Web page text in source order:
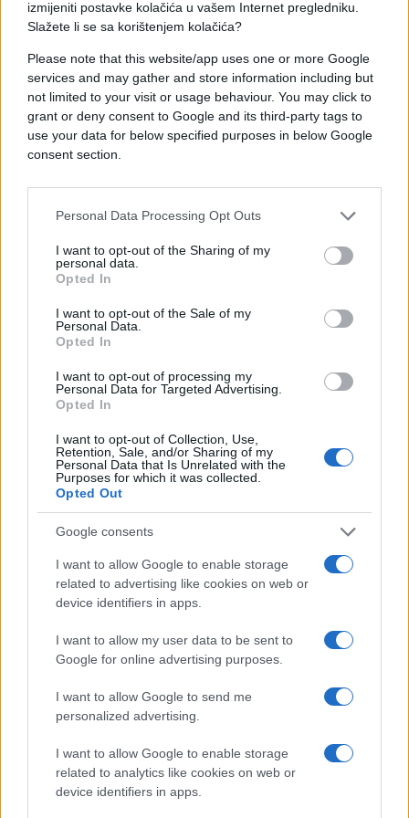
izmijeniti postavke kolačića u vašem Internet pregledniku.
Slažete li se sa korištenjem kolačića?
Please note that this website/app uses one or more Google
services and may gather and store information including but
not limited to your visit or usage behaviour. You may click to
grant or deny consent to Google and its third-party tags to
use your data for below specified purposes in below Google
consent section.
Personal Data Processing Opt Outs
I want to opt-out of the Sharing of my
personal data.
Opted In
I want to opt-out of the Sale of my
Personal Data.
Opted In
I want to opt-out of processing my
Personal Data for Targeted Advertising.
Opted In
I want to opt-out of Collection, Use,
Retention, Sale, and/or Sharing of my
Personal Data that Is Unrelated with the
Purposes for which it was collected.
Opted Out
Google consents
I want to allow Google to enable storage
related to advertising like cookies on web or
device identifiers in apps.
I want to allow my user data to be sent to
Google for online advertising purposes.
I want to allow Google to send me
personalized advertising.
I want to allow Google to enable storage
related to analytics like cookies on web or
device identifiers in apps.
događajima, "odnosno sudskim postupcima vezano
sukladno pravilima novinarske profesije i etike,
poštujući pri tome presumpciju nevinosti Zdravka
Mamića".
Zdravka Mamića nepoznati napadači napali su iz
utorak prijepodne u zaseoku Vidovićima, u mjestu
Zidinama kraj Tomislavgrada (BiH), gdje je Mamić
zadušnici za pokojnog oca.
izašao iz vozila, a pogođen je metkom u
natkoljenicu. Nakon što mu je ukazana liječnička
automobilom prevezen u Zagreb.
#zdravko mamić #tomislavgrad
#napad odvjetnici